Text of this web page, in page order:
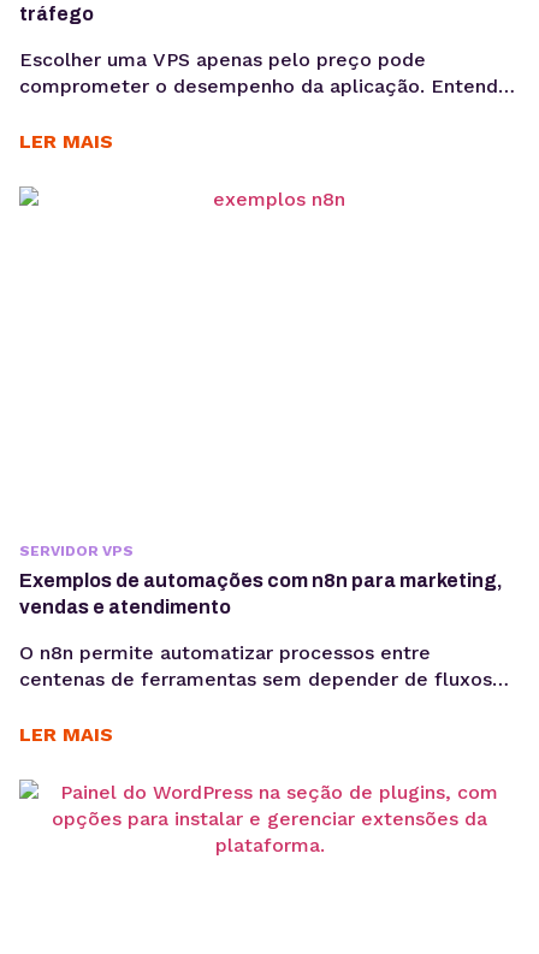
tráfego
Escolher uma VPS apenas pelo preço pode
comprometer o desempenho da aplicação. Entenda
para dimensionar a infraestrutura de forma técnica e
plano VPS exige uma análise que vai além do valor
LER MAIS
SERVIDOR VPS
Exemplos de automações com n8n para marketing,
vendas e atendimento
O n8n permite automatizar processos entre
centenas de ferramentas sem depender de fluxos
marketing, vendas, atendimento e desenvolvimento.
rotina de empresas que precisam aumentar a
eficiência operacional, reduzir erros manuais e
integrar sistemas que não se comunicam
LER MAIS